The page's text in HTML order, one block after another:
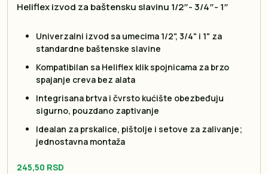
Heliflex izvod za baštensku slavinu 1/2″- 3/4″- 1″
Univerzalni izvod sa umecima 1/2", 3/4" i 1" za
standardne baštenske slavine
Kompatibilan sa Heliflex klik spojnicama za brzo
spajanje creva bez alata
Integrisana brtva i čvrsto kućište obezbeđuju
sigurno, pouzdano zaptivanje
Idealan za prskalice, pištolje i setove za zalivanje;
jednostavna montaža
245,50 RSD